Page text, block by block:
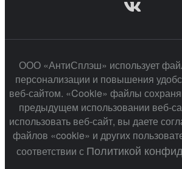
ООО «АнтиСплэш» использует
персонализации и повышения
веб-сайтом. «Cookie» файлы
предыдущем использовании веб-
использовать веб-сайт, вы даете
файлов «cookie» и других
соответствии с Политикой